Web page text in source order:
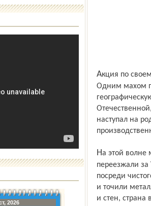
2026
Акция по своему размаху в современной российской экономике просто неслыханная.
Одним махом
наступал на
На этой волне можно было горы свернуть. И заводы из городов центральной России
переезжали
посреди
и точили
и стен, страна